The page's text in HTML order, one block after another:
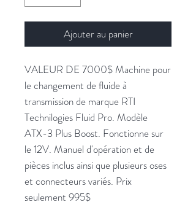
Ajouter au panier
VALEUR DE 7000$ Machine pour
le changement de fluide à
transmission de marque RTI
Technilogies Fluid Pro. Modèle
ATX-3 Plus Boost. Fonctionne sur
le 12V. Manuel d'opération et de
pièces inclus ainsi que plusieurs oses
et connecteurs variés. Prix
seulement 995$